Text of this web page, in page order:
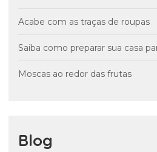
Acabe com as traças de roupas
Saiba como preparar sua casa
Moscas ao redor das frutas
Blog